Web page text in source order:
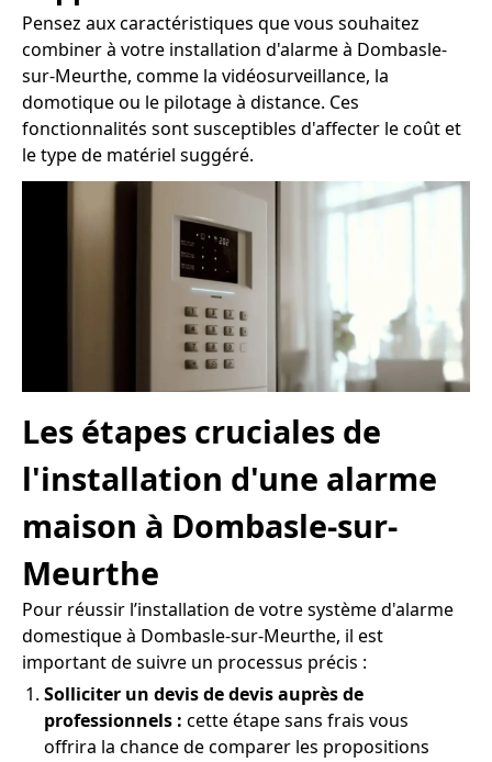
Pensez aux caractéristiques que vous souhaitez
combiner à votre installation d'alarme à Dombasle-
sur-Meurthe, comme la vidéosurveillance, la
domotique ou le pilotage à distance. Ces
fonctionnalités sont susceptibles d'affecter le coût et
le type de matériel suggéré.
Les étapes cruciales de
l'installation d'une alarme
maison à Dombasle-sur-
Meurthe
Pour réussir l’installation de votre système d'alarme
domestique à Dombasle-sur-Meurthe, il est
important de suivre un processus précis :
Solliciter un devis de devis auprès de
professionnels : cette étape sans frais vous
offrira la chance de comparer les propositions